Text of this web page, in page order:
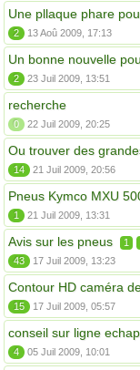
Une pllaque phare
2 13 Aoû 2009, 17:13
Un bonne nouvelle
2 23 Juil 2009, 13:51
recherche
0 22 Juil 2009, 20:25
Ou trouver des
14 21 Juil 2009, 20:56
Pneus Kymco MXU
1 21 Juil 2009, 13:31
Avis sur les pneus 1
43
17 Juil 2009, 13:23
Contour HD caméra
15
17 Juil 2009, 05:57
conseil sur ligne
4 05 Juil 2009, 10:01